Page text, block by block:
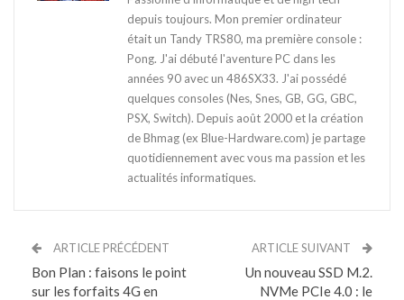
depuis toujours. Mon premier ordinateur
était un Tandy TRS80, ma première console :
Pong. J'ai débuté l'aventure PC dans les
années 90 avec un 486SX33. J'ai possédé
quelques consoles (Nes, Snes, GB, GG, GBC,
PSX, Switch). Depuis août 2000 et la création
de Bhmag (ex Blue-Hardware.com) je partage
quotidiennement avec vous ma passion et les
actualités informatiques.
ARTICLE PRÉCÉDENT
Bon Plan : faisons le point
sur les forfaits 4G en
ARTICLE SUIVANT
Un nouveau SSD M.2.
NVMe PCIe 4.0 : le